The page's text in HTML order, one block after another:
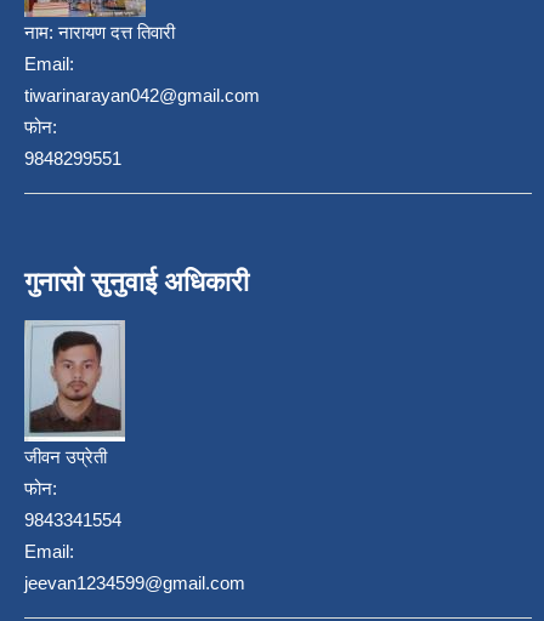
नाम:नारायण दत्त तिवारी
Email:
tiwarinarayan042@gmail.com
फोन:
9848299551
गुनासो सुनुवाई अधिकारी
जीवन उप्रेती
फोन:
9843341554
Email:
jeevan1234599@gmail.com